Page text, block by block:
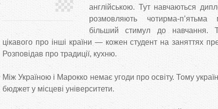
англійською. Тут навчаються
розмовляють чотирма-
більший стимул до навчання.
цікавого про інші країни — кожен студент на заняттях
Розповідав про традиції, кухню.
Між Україною і Марокко немає угоди про освіту. Тому
бюджет у місцеві університети.